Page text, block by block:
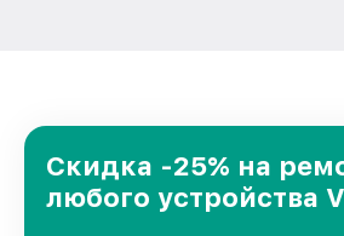
Скидка -25% на
любого устройства